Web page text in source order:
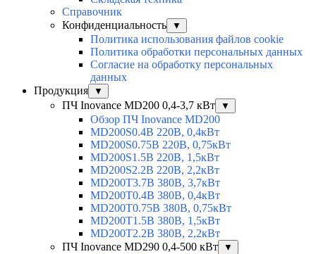
Справочник
Конфиденциальность
▼
Политика использования файлов cookie
Политика обработки персональных данных
Согласие на обработку персональных
данных
Продукция
▼
ПЧ Inovance MD200 0,4-3,7 кВт ▼
Обзор ПЧ Inovance MD200
MD200S0.4B 220В, 0,4кВт
MD200S0.75B 220В, 0,75кВт
MD200S1.5B 220В, 1,5кВт
MD200S2.2B 220В, 2,2кВт
MD200T3.7B 380В, 3,7кВт
MD200T0.4B 380В, 0,4кВт
MD200T0.75B 380В, 0,75кВт
MD200T1.5B 380В, 1,5кВт
MD200T2.2B 380В, 2,2кВт
ПЧ Inovance MD290 0,4-500 кВт
▼